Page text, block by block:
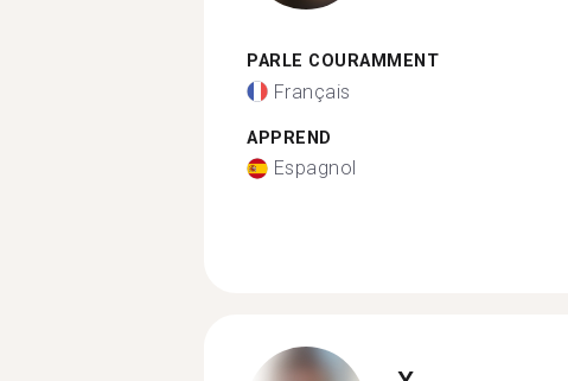
PARLE COURAMMENT
Français
APPREND
Espagnol